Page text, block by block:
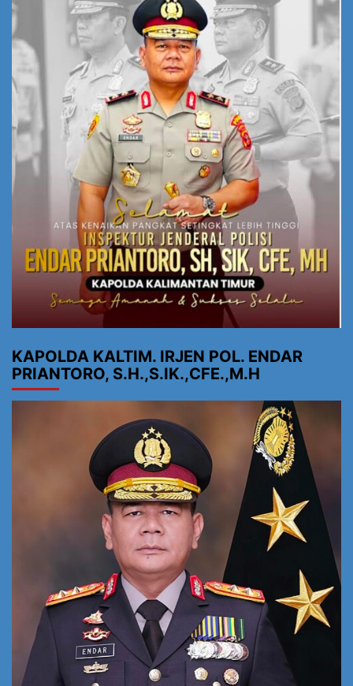
KAPOLDA KALTIM. IRJEN POL. ENDAR
PRIANTORO, S.H.,S.IK.,CFE.,M.H